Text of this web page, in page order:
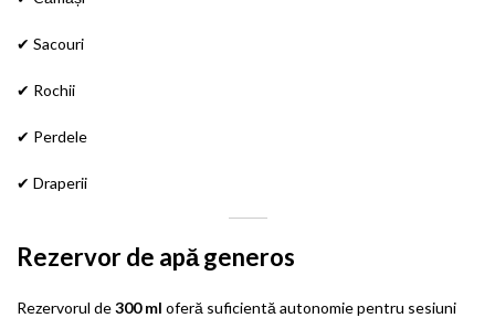
✔ Sacouri
✔ Rochii
✔ Perdele
✔ Draperii
Rezervor de apă generos
Rezervorul de300 ml oferă suficientă autonomie pentru sesiuni